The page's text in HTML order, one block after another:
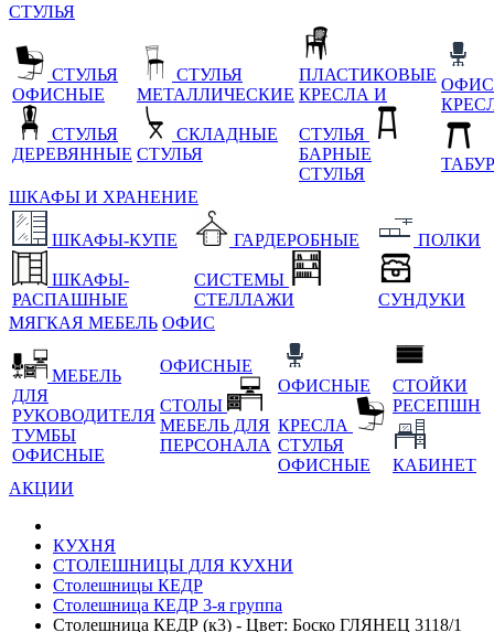
СТУЛЬЯ
СТУЛЬЯ
ОФИСНЫЕ
СТУЛЬЯ
ДЕРЕВЯННЫЕ
СТУЛЬЯ
МЕТАЛЛИЧЕСКИЕ
СКЛАДНЫЕ
СТУЛЬЯ
ПЛАСТИКОВЫЕ
КРЕСЛА И
СТУЛЬЯ
БАРНЫЕ
СТУЛЬЯ
ШКАФЫ И ХРАНЕНИЕ
ШКАФЫ-КУПЕ
ШКАФЫ-
РАСПАШНЫЕ
ГАРДЕРОБНЫЕ
СИСТЕМЫ
СТЕЛЛАЖИ
ПОЛКИ
СУНДУКИ
МЯГКАЯ МЕБЕЛЬ ОФИС
МЕБЕЛЬ
ДЛЯ
РУКОВОДИТЕЛЯ
ТУМБЫ
ОФИСНЫЕ
ОФИСНЫЕ
СТОЛЫ
МЕБЕЛЬ ДЛЯ
ПЕРСОНАЛА
ОФИСНЫЕ
КРЕСЛА
СТУЛЬЯ
ОФИСНЫЕ
СТОЙКИ
РЕСЕПШН
КАБИНЕТ
АКЦИИ
КУХНЯ
СТОЛЕШНИЦЫ ДЛЯ КУХНИ
Столешницы КЕДР
Столешница КЕДР 3-я группа
Столешница КЕДР (к3) - Цвет: Боско ГЛЯНЕЦ 3118/1